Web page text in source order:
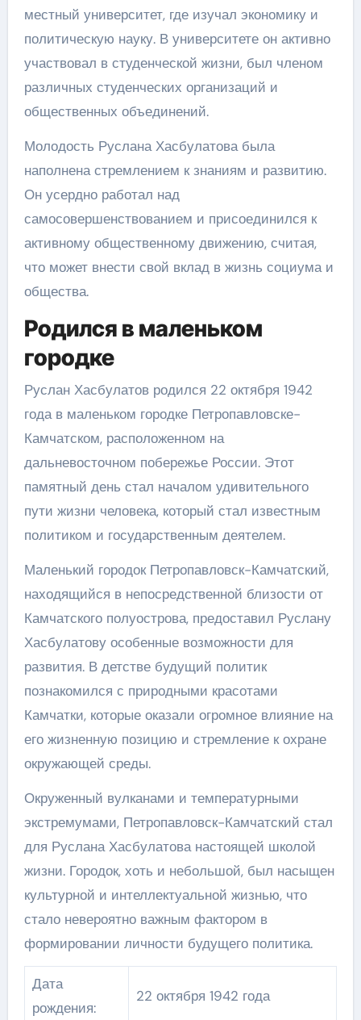
местный университет, где изучал экономику и
политическую науку. В университете он активно
участвовал в студенческой жизни, был членом
различных студенческих организаций и
общественных объединений.
Молодость Руслана Хасбулатова была
наполнена стремлением к знаниям и развитию.
Он усердно работал над
самосовершенствованием и присоединился к
активному общественному движению, считая,
что может внести свой вклад в жизнь социума и
общества.
Родился в маленьком
городке
Руслан Хасбулатов родился 22 октября 1942
года в маленьком городке Петропавловске-
Камчатском, расположенном на
дальневосточном побережье России. Этот
памятный день стал началом удивительного
пути жизни человека, который стал известным
политиком и государственным деятелем.
Маленький городок Петропавловск-Камчатский,
находящийся в непосредственной близости от
Камчатского полуострова, предоставил Руслану
Хасбулатову особенные возможности для
развития. В детстве будущий политик
познакомился с природными красотами
Камчатки, которые оказали огромное влияние на
его жизненную позицию и стремление к охране
окружающей среды.
Окруженный вулканами и температурными
экстремумами, Петропавловск-Камчатский стал
для Руслана Хасбулатова настоящей школой
жизни. Городок, хоть и небольшой, был насыщен
культурной и интеллектуальной жизнью, что
стало невероятно важным фактором в
формировании личности будущего политика.
Дата
рождения:
22 октября 1942 года